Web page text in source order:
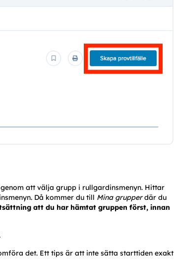
att välja grupp i rullgardinsmenyn. Hittar
Då kommer du till Mina grupper där du
att du har hämtat gruppen först, innan
det. Ett tips är att inte sätta starttiden exakt